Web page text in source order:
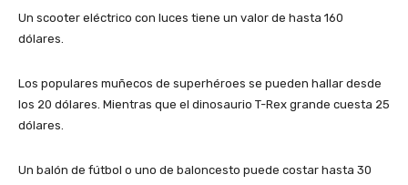
Un scooter eléctrico con luces tiene un valor de hasta 160
dólares.
Los populares muñecos de superhéroes se pueden hallar desde
los 20 dólares. Mientras que el dinosaurio T-Rex grande cuesta 25
dólares.
Un balón de fútbol o uno de baloncesto puede costar hasta 30